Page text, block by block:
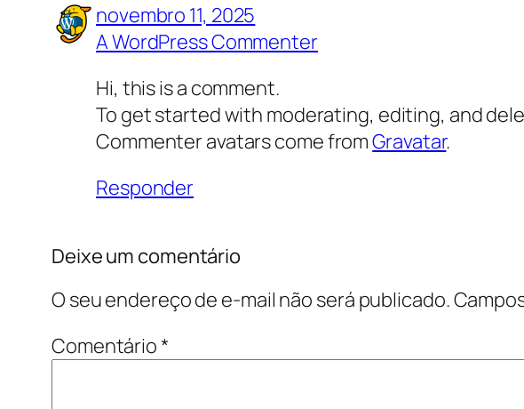
novembro 11, 2025
A WordPress Commenter
Hi, this is a comment.
To get started with moderating, editing, and
Commenter avatars come fromGravatar.
Responder
Deixe um comentário
O seu endereço de e-mail não será publicado.
Comentário*